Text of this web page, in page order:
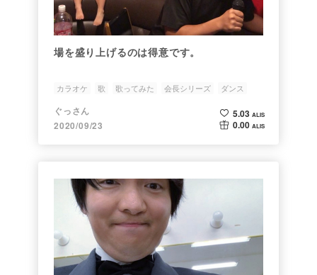
場を盛り上げるのは得意です。
カラオケ 歌 歌ってみた 会長シリーズ ダンス
ぐっさん
2020/09/23
5.03 ALIS
0.00 ALIS